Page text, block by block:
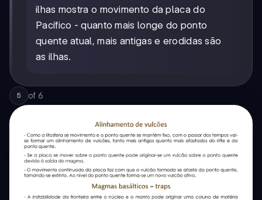
ilhas mostra o movimento da placa do
Pacífico - quanto mais longe do ponto
quente atual, mais antigas e erodidas são
as ilhas.
5 of 6